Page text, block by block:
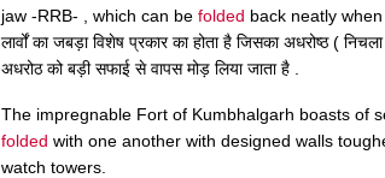
jaw -RRB- , which can be folded back neatly when
लार्वों का जबड़ा विशेष प्रकार का होता है जिसका अधरोष्ठ (
अधरोठ को बड़ी सफाई से वापस मोड़ लिया जाता है .
The impregnable Fort of Kumbhalgarh boasts of
folded with one another with designed walls
watch towers.